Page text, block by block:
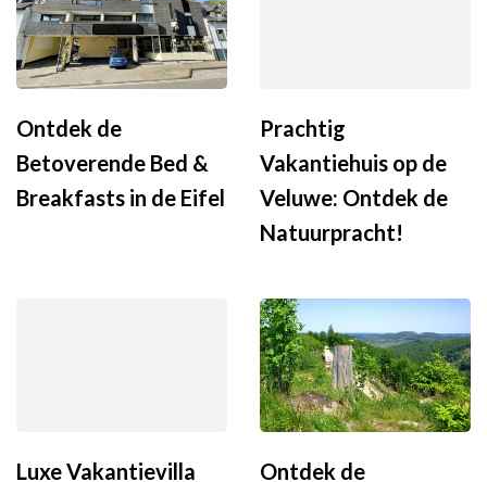
Ontdek de
Betoverende Bed &
Breakfasts in de Eifel
Prachtig
Vakantiehuis op de
Veluwe: Ontdek de
Natuurpracht!
Luxe Vakantievilla
Ontdek de